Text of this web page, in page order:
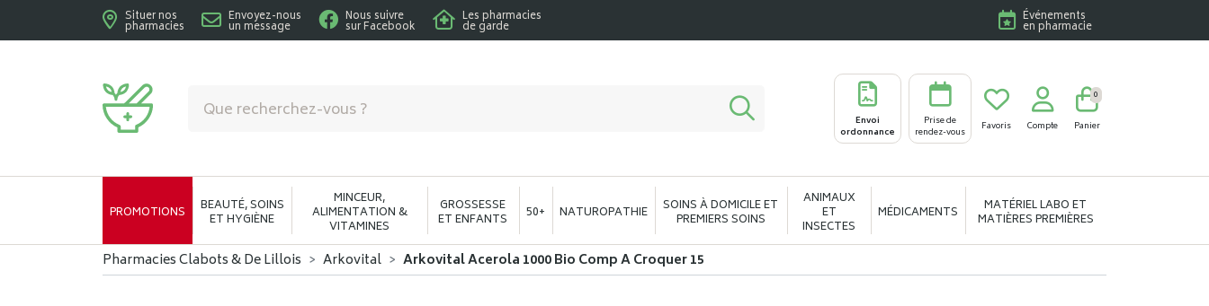
Situer nos
pharmacies
Envoyez-nous
un message
Nous suivre
sur Facebook
Les pharmacies
de garde
Événements
en pharmacie
Envoi
ordonnance
Prise de
rendez-vous
Favoris Compte Panier
0
PROMOTIONS BEAUTÉ, SOINS
ET HYGIÈNE
MINCEUR,
ALIMENTATION &
VITAMINES
GROSSESSE
ET ENFANTS 50+ NATUROPATHIE SOINS À DOMICILE ET
PREMIERS SOINS
ANIMAUX
ET
INSECTES
MÉDICAMENTS MATÉRIEL LABO ET
MATIÈRES PREMIÈRES
Pharmacies Clabots & De Lillois Arkovital Arkovital Acerola 1000 Bio Comp A Croquer 15